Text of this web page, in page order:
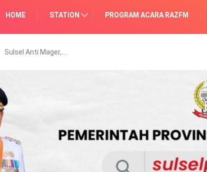
HOME STATION PROGRAM ACARA RAZFM
Sulsel Anti Mager,…